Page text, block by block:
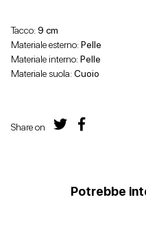
Tacco:9 cm
Materiale esterno:Pelle
Materiale interno:Pelle
Materiale suola:Cuoio
Share on
Potrebbe